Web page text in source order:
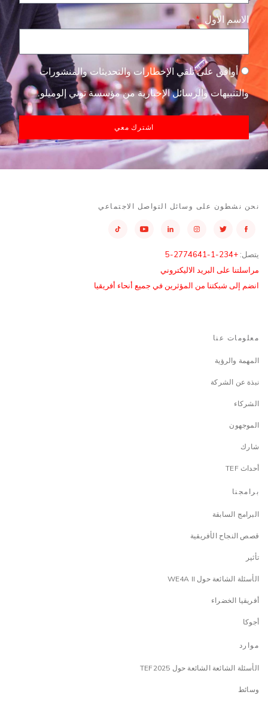
الاسم الأول
أوافق على تلقي الإخطارات والتحديثات والمنشورات
والتنبيهات والرسائل الإخبارية من مؤسسة توني إلوميلو.
اشترك معي
نحن نشطون على وسائل التواصل الاجتماعي
يتصل: +234-1-2774641-5
مراسلتنا على البريد الاليكتروني
انضم إلى شبكتنا من المؤثرين في جميع أنحاء أفريقيا
معلومات عنا
المهمة والرؤية
نبذة عن الشركة
الشركاء
الموجهون
شارك
أحداث TEF
برامجنا
البرامج السابقة
قصص النجاح الأفريقية
تأثير
الأسئلة الشائعة حول WE4A II
أفريقيا الخضراء
أجوكا
موارد
الأسئلة الشائعة الشائعة حول TEF2025
وسائط